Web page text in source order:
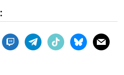
twitchtelegram
tiktok blueskymail